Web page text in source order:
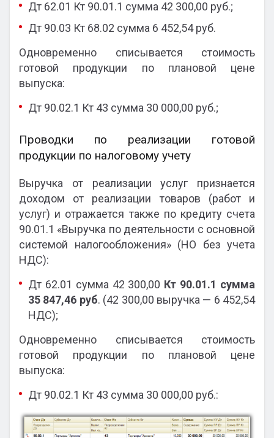
Дт 62.01 Кт 90.01.1 сумма 42 300,00 руб.;
Дт 90.03 Кт 68.02 сумма 6 452,54 руб.
Одновременно списывается стоимость
готовой продукции по плановой цене
выпуска:
Дт 90.02.1 Кт 43 сумма 30 000,00 руб.;
Проводки по реализации готовой
продукции по налоговому учету
Выручка от реализации услуг признается
доходом от реализации товаров (работ и
услуг) и отражается также по кредиту счета
90.01.1 «Выручка по деятельности с основной
системой налогообложения» (НО без учета
НДС):
Дт 62.01 сумма 42 300,00 Кт 90.01.1 сумма
35 847,46 руб. (42 300,00 выручка — 6 452,54
НДС);
Одновременно списывается стоимость
готовой продукции по плановой цене
выпуска:
Дт 90.02.1 Кт 43 сумма 30 000,00 руб.: